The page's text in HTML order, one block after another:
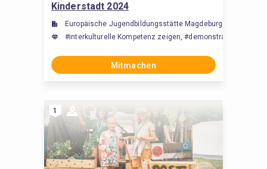
Kinderstadt 2024
Europäische Jugendbildungsstätte Magdeburg (EJBM)
#interkulturelle Kompetenz zeigen, #demonstrate
Mitmachen
1